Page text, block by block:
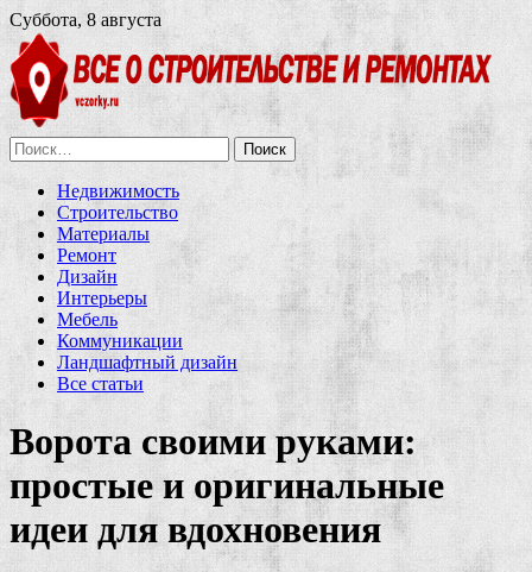
Суббота, 8 августа
Найти:
Недвижимость
Строительство
Материалы
Ремонт
Дизайн
Интерьеры
Мебель
Коммуникации
Ландшафтный дизайн
Все статьи
Ворота своими руками:
простые и оригинальные
идеи для вдохновения